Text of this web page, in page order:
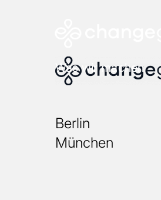
Was wir machen
Berlin
München